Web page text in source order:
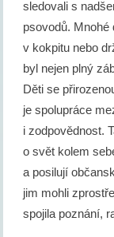
sledovali s
psovodů. Mnohé
v kokpitu nebo
byl nejen plný
Děti se
je spolupráce
i zodpovědnost.
o svět kolem
a posilují
jim mohli
spojila poznání,